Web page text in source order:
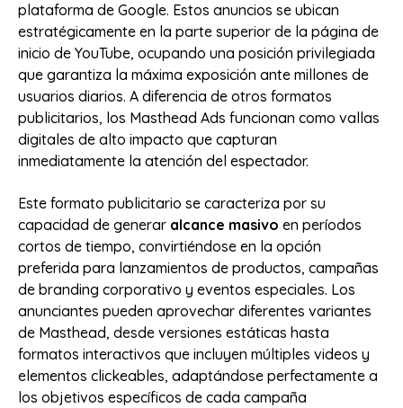
plataforma de Google. Estos anuncios se ubican
estratégicamente en la parte superior de la página de
inicio de YouTube, ocupando una posición privilegiada
que garantiza la máxima exposición ante millones de
usuarios diarios. A diferencia de otros formatos
publicitarios, los Masthead Ads funcionan como vallas
digitales de alto impacto que capturan
inmediatamente la atención del espectador.
Este formato publicitario se caracteriza por su
capacidad de generar alcance masivo en períodos
cortos de tiempo, convirtiéndose en la opción
preferida para lanzamientos de productos, campañas
de branding corporativo y eventos especiales. Los
anunciantes pueden aprovechar diferentes variantes
de Masthead, desde versiones estáticas hasta
formatos interactivos que incluyen múltiples videos y
elementos clickeables, adaptándose perfectamente a
los objetivos específicos de cada campaña